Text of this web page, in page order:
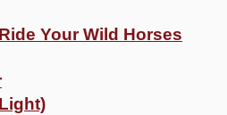
Your Wild Horses